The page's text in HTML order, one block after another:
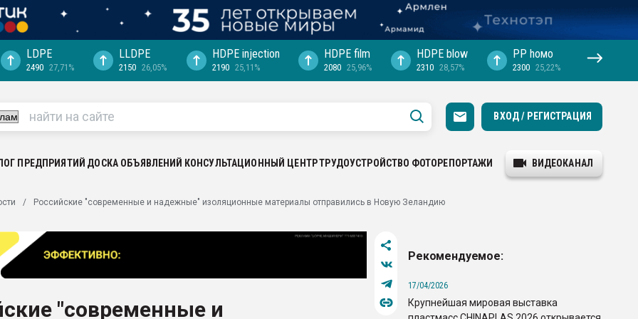
выходит на
рынке
LDPE
2490 27,71%
LLDPE
2150 26,05%
HDPE injection
2190 25,11%
HDPE film
2080 25,96%
HDPE blow
2310 28,57%
PP hомо
2300 25,22%
ВХОД / РЕГИСТРАЦИЯ
ПРЕДПРИЯТИЙ ДОСКА ОБЪЯВЛЕНИЙ КОНСУЛЬТАЦИОННЫЙ ЦЕНТРТРУДОУСТРОЙСТВО ФОТОРЕПОРТАЖИ ВИДЕОКАНАЛ
Российские "современные и надежные" изоляционные материалы отправились в Новую Зеландию
"современные и
Рекомендуемое:
17/04/2026
Крупнейшая мировая выставка